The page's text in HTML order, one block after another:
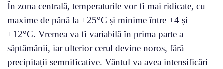
În zona centrală, temperaturile vor fi mai ridicate, cu
maxime de până la +25°C și minime între +4 și
+12°C. Vremea va fi variabilă în prima parte a
săptămânii, iar ulterior cerul devine noros, fără
precipitații semnificative. Vântul va avea intensificări